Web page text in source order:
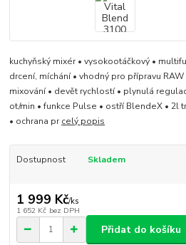
kuchyňský mixér • vysokootáčkový •
drcení, míchání • vhodný pro přípravu
mixování • devět rychlostí • plynulá
ot/min • funkce Pulse • ostří BlendeX • 2l
• ochrana prcelý popis
Dostupnost Skladem
1 999 Kč/ks
1 652 Kč bez DPH
Přidat do košíku